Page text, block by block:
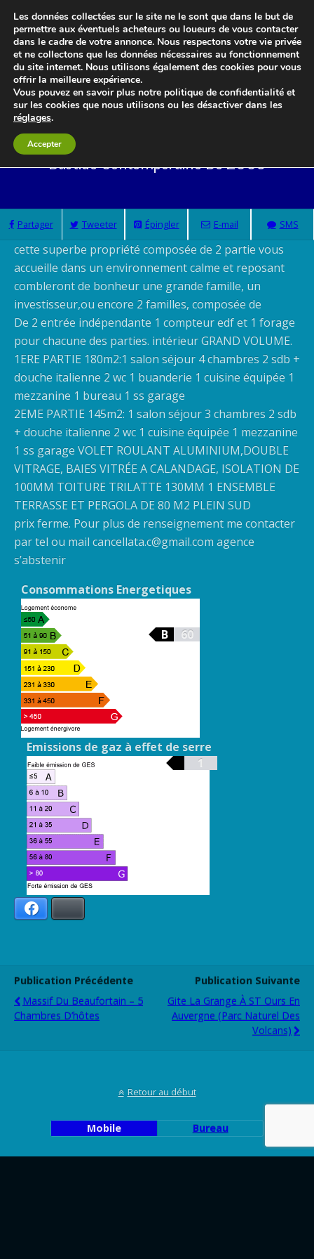
Le blog 3d-immo-visites
Bastide Contemporaine De 2003
Partager Tweeter Épingler E-mail SMS
cette superbe propriété composée de 2 partie vous
accueille dans un environnement calme et reposant
combleront de bonheur une grande famille, un
investisseur,ou encore 2 familles, composée de
De 2 entrée indépendante 1 compteur edf et 1 forage
pour chacune des parties. intérieur GRAND VOLUME.
1ERE PARTIE 180m2:1 salon séjour 4 chambres 2 sdb +
douche italienne 2 wc 1 buanderie 1 cuisine équipée 1
mezzanine 1 bureau 1 ss garage
2EME PARTIE 145m2: 1 salon séjour 3 chambres 2 sdb
+ douche italienne 2 wc 1 cuisine équipée 1 mezzanine
1 ss garage VOLET ROULANT ALUMINIUM,DOUBLE
VITRAGE, BAIES VITRÉE A CALANDAGE, ISOLATION DE
100MM TOITURE TRILATTE 130MM 1 ENSEMBLE
TERRASSE ET PERGOLA DE 80 M2 PLEIN SUD
prix ferme. Pour plus de renseignement me contacter
par tel ou mail cancellata.c@gmail.com agence
s’abstenir
Consommations Energetiques
60
B
Emissions de gaz à effet de serre
1
Publication Précédente
Massif Du Beaufortain – 5
Chambres D’hôtes
Publication Suivante
Gite La Grange À ST Ours En
Auvergne (Parc Naturel Des
Volcans)
Retour au début
Mobile Bureau
Les données collectées sur le site ne le sont que dans le but de
permettre aux éventuels acheteurs ou loueurs de vous contacter
dans le cadre de votre annonce. Nous respectons votre vie privée
et ne collectons que les données nécessaires au fonctionnement
du site internet. Nous utilisons également des cookies pour vous
offrir la meilleure expérience.
Vous pouvez en savoir plus notre politique de confidentialité et
sur les cookies que nous utilisons ou les désactiver dans les
réglages.
Accepter